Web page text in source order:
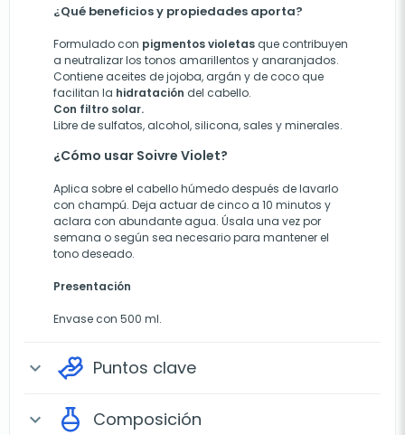
¿Qué beneficios y propiedades aporta?
Formulado con pigmentos violetas que contribuyen
a neutralizar los tonos amarillentos y anaranjados.
Contiene aceites de jojoba, argán y de coco que
facilitan la hidratación del cabello.
Con filtro solar.
Libre de sulfatos, alcohol, silicona, sales y minerales.
¿Cómo usar Soivre Violet?
Aplica sobre el cabello húmedo después de lavarlo
con champú. Deja actuar de cinco a 10 minutos y
aclara con abundante agua. Úsala una vez por
semana o según sea necesario para mantener el
tono deseado.
Presentación
Envase con 500 ml.
expand_more Puntos clave
expand_more Composición